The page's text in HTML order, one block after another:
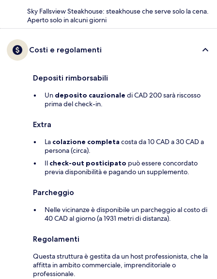
Sky Fallsview Steakhouse: steakhouse che serve solo la cena.
Aperto solo in alcuni giorni
Costi e regolamenti
Depositi rimborsabili
Un deposito cauzionale di CAD 200 sarà riscosso
prima del check-in.
Extra
La colazione completa costa da 10 CAD a 30 CAD a
persona (circa).
Il check-out posticipato può essere concordato
previa disponibilità e pagando un supplemento.
Parcheggio
Nelle vicinanze è disponibile un parcheggio al costo di
40 CAD al giorno (a 1931 metri di distanza).
Regolamenti
Questa struttura è gestita da un host professionista, che la
affitta in ambito commerciale, imprenditoriale o
professionale.